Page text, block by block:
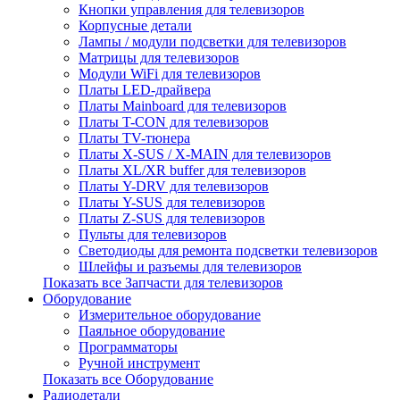
Кнопки управления для телевизоров
Корпусные детали
Лампы / модули подсветки для телевизоров
Матрицы для телевизоров
Модули WiFi для телевизоров
Платы LED-драйвера
Платы Mainboard для телевизоров
Платы T-CON для телевизоров
Платы TV-тюнера
Платы X-SUS / X-MAIN для телевизоров
Платы XL/XR buffer для телевизоров
Платы Y-DRV для телевизоров
Платы Y-SUS для телевизоров
Платы Z-SUS для телевизоров
Пульты для телевизоров
Светодиоды для ремонта подсветки телевизоров
Шлейфы и разъемы для телевизоров
Показать все Запчасти для телевизоров
Оборудование
Измерительное оборудование
Паяльное оборудование
Программаторы
Ручной инструмент
Показать все Оборудование
Радиодетали